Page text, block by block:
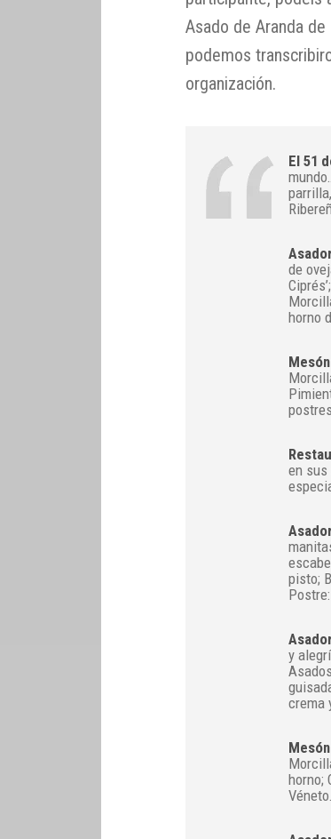
Asado de Aranda
podemos
organización.
El 51
de
horno
en sus
pisto;
y
crema
horno;
Véneto.